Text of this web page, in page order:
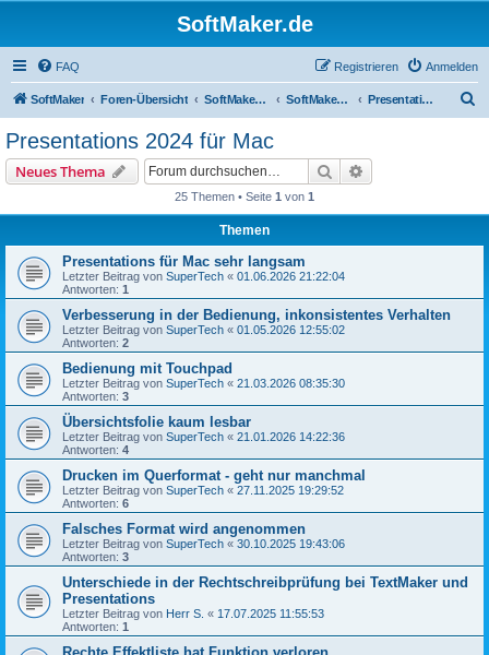
SoftMaker.de
FAQ Anmelden
Registrieren
SoftMaker Foren-Übersicht SoftMaker Office 2024 SoftMaker Office 2024 für Mac Presentations 2024 für Mac
Presentations 2024 für Mac
Neues Thema Suche
25 Themen • Seite 1 von 1
Themen
Presentations für Mac sehr langsam
Letzter Beitrag von SuperTech « 01.06.2026 21:22:04
Antworten: 1
Verbesserung in der Bedienung, inkonsistentes Verhalten
Letzter Beitrag von SuperTech « 01.05.2026 12:55:02
Antworten: 2
Bedienung mit Touchpad
Letzter Beitrag von SuperTech « 21.03.2026 08:35:30
Antworten: 3
Übersichtsfolie kaum lesbar
Letzter Beitrag von SuperTech « 21.01.2026 14:22:36
Antworten: 4
Drucken im Querformat - geht nur manchmal
Letzter Beitrag von SuperTech « 27.11.2025 19:29:52
Antworten: 6
Falsches Format wird angenommen
Letzter Beitrag von SuperTech « 30.10.2025 19:43:06
Antworten: 3
Unterschiede in der Rechtschreibprüfung bei TextMaker und
Presentations
Letzter Beitrag von Herr S. « 17.07.2025 11:55:53
Antworten: 1